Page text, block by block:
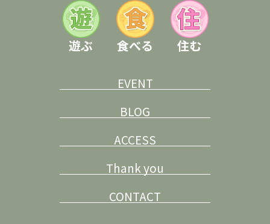
遊ぶ 食べる 住む
EVENT
BLOG
ACCESS
Thank you
CONTACT